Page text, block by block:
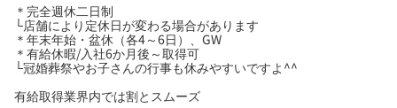
＊完全週休二日制
└店舗により定休日が変わる場合があります
＊年末年始・盆休（各4～6日）、GW
＊有給休暇/入社6か月後～取得可
└冠婚葬祭やお子さんの行事も休みやすいですよ^^
有給取得業界内では割とスムーズ